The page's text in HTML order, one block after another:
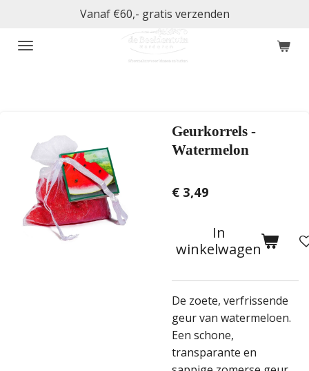
naar
Vanaf €60,- gratis verzenden
Geurkorrels -
Watermelon
€ 3,49
In
winkelwagen
De zoete, verfrissende
geur van watermeloen.
Een schone,
transparante en